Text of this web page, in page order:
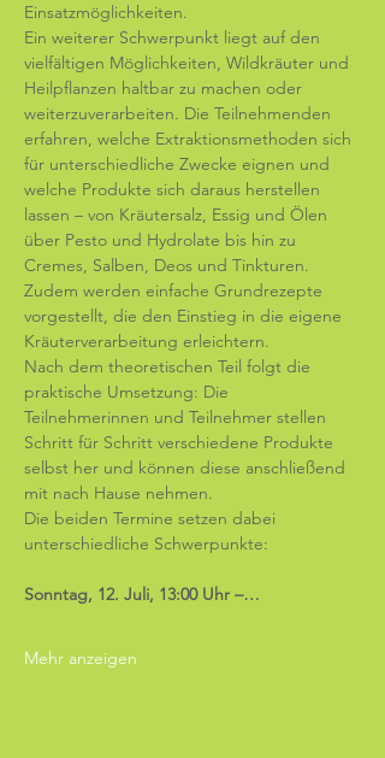
Einsatzmöglichkeiten.
Ein weiterer Schwerpunkt liegt auf den
vielfältigen Möglichkeiten, Wildkräuter und
Heilpflanzen haltbar zu machen oder
weiterzuverarbeiten. Die Teilnehmenden
erfahren, welche Extraktionsmethoden sich
für unterschiedliche Zwecke eignen und
welche Produkte sich daraus herstellen
lassen – von Kräutersalz, Essig und Ölen
über Pesto und Hydrolate bis hin zu
Cremes, Salben, Deos und Tinkturen.
Zudem werden einfache Grundrezepte
vorgestellt, die den Einstieg in die eigene
Kräuterverarbeitung erleichtern.
Nach dem theoretischen Teil folgt die
praktische Umsetzung: Die
Teilnehmerinnen und Teilnehmer stellen
Schritt für Schritt verschiedene Produkte
selbst her und können diese anschließend
mit nach Hause nehmen.
Die beiden Termine setzen dabei
unterschiedliche Schwerpunkte:
Sonntag, 12. Juli, 13:00 Uhr –…
Mehr anzeigen